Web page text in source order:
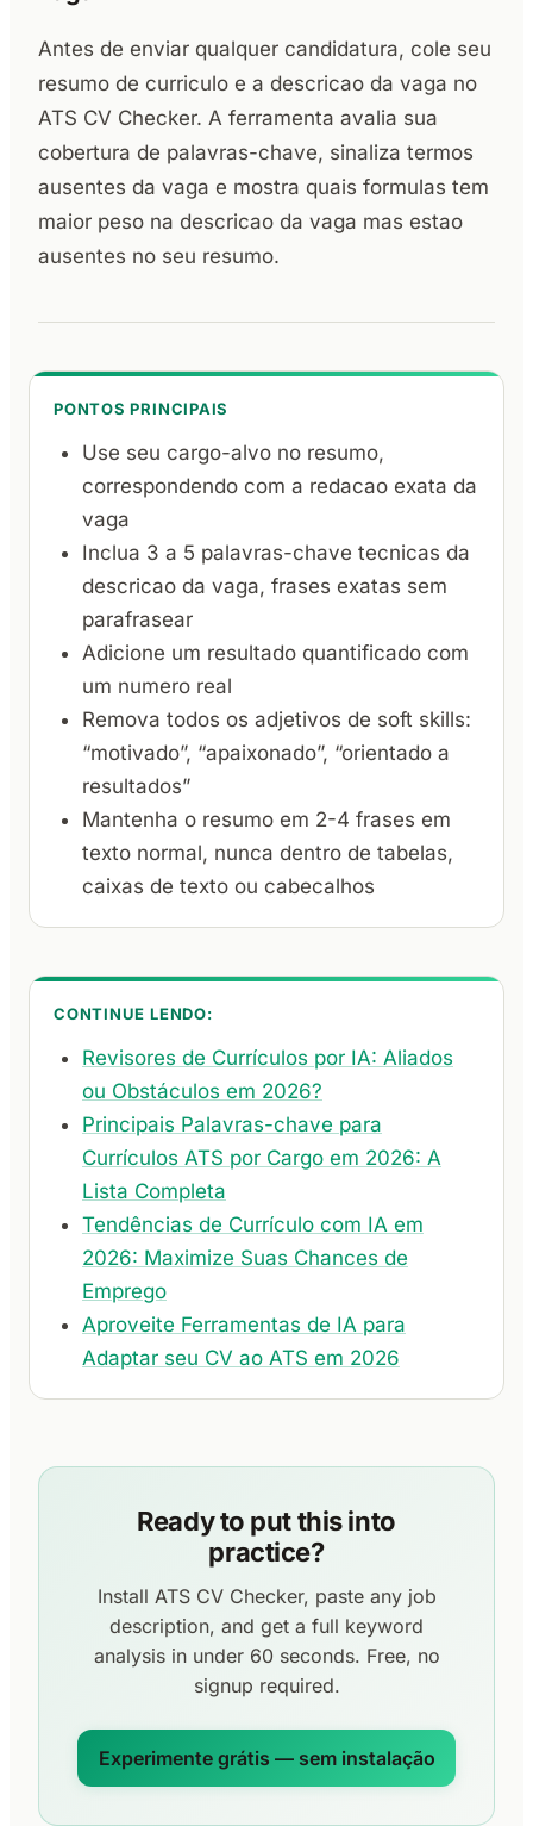
Antes de enviar qualquer candidatura, cole seu
resumo de curriculo e a descricao da vaga no
ATS CV Checker. A ferramenta avalia sua
cobertura de palavras-chave, sinaliza termos
ausentes da vaga e mostra quais formulas tem
maior peso na descricao da vaga mas estao
ausentes no seu resumo.
PONTOS PRINCIPAIS
Use seu cargo-alvo no resumo,
correspondendo com a redacao exata da
vaga
Inclua 3 a 5 palavras-chave tecnicas da
descricao da vaga, frases exatas sem
parafrasear
Adicione um resultado quantificado com
um numero real
Remova todos os adjetivos de soft skills:
“motivado”, “apaixonado”, “orientado a
resultados”
Mantenha o resumo em 2-4 frases em
texto normal, nunca dentro de tabelas,
caixas de texto ou cabecalhos
CONTINUE LENDO:
Revisores de Currículos por IA: Aliados
ou Obstáculos em 2026?
Principais Palavras-chave para
Currículos ATS por Cargo em 2026: A
Lista Completa
Tendências de Currículo com IA em
2026: Maximize Suas Chances de
Emprego
Aproveite Ferramentas de IA para
Adaptar seu CV ao ATS em 2026
Ready to put this into
practice?
Install ATS CV Checker, paste any job
description, and get a full keyword
analysis in under 60 seconds. Free, no
signup required.
Experimente grátis — sem instalação